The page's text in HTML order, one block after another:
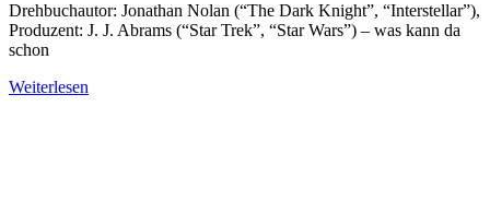
​Drehbuchautor: Jonathan Nolan (“The Dark Knight”, “Interstellar”),
Produzent: J. J. Abrams (“Star Trek”, “Star Wars”) – was kann da
schon
Weiterlesen